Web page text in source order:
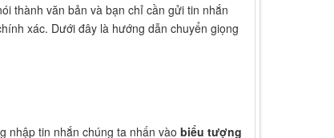
thành văn bản và bạn chỉ cần gửi tin nhắn
xác. Dưới đây là hướng dẫn chuyển giọng
nhập tin nhắn chúng ta nhấn vào biểu tượng